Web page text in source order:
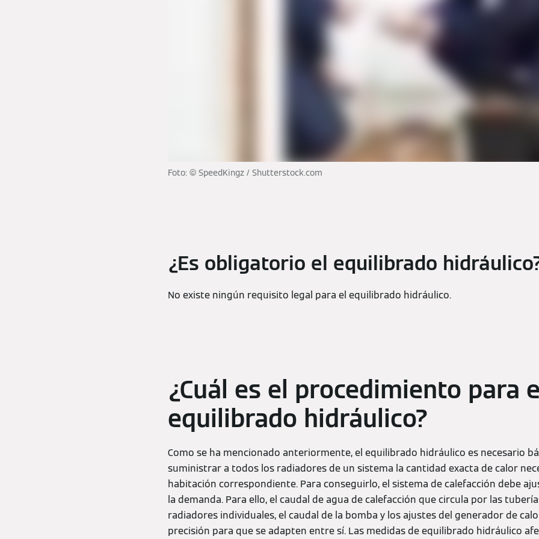
Foto: © SpeedKingz / Shutterstock.com
¿Es obligatorio el equilibrado
No existe ningún requisito legal para el equilibrado hidráulico.
¿Cuál es el procedimiento para
equilibrado hidráulico?
Como se ha mencionado anteriormente, el equilibrado hidráulico es necesario
suministrar a todos los radiadores de un sistema la cantidad exacta de calor
habitación correspondiente. Para conseguirlo, el sistema de calefacción debe
la demanda. Para ello, el caudal de agua de calefacción que circula por las
radiadores individuales, el caudal de la bomba y los ajustes del generador de
precisión para que se adapten entre sí. Las medidas de equilibrado hidráulico